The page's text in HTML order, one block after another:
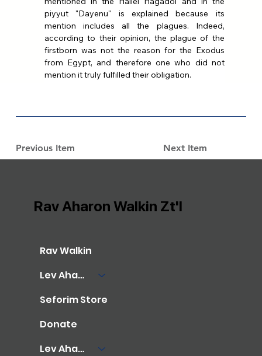
Previous Item Next Item
piyyut "Dayenu" is explained because its
mention includes all the plagues. Indeed,
according to their opinion, the plague of the
firstborn was not the reason for the Exodus
from Egypt, and therefore one who did not
mention it truly fulfilled their obligation.
Rav Walkin
Lev Aharon Library
Seforim Store
Donate
Lev Aharon Foundation
Rav Aharon Walkin Zt'l